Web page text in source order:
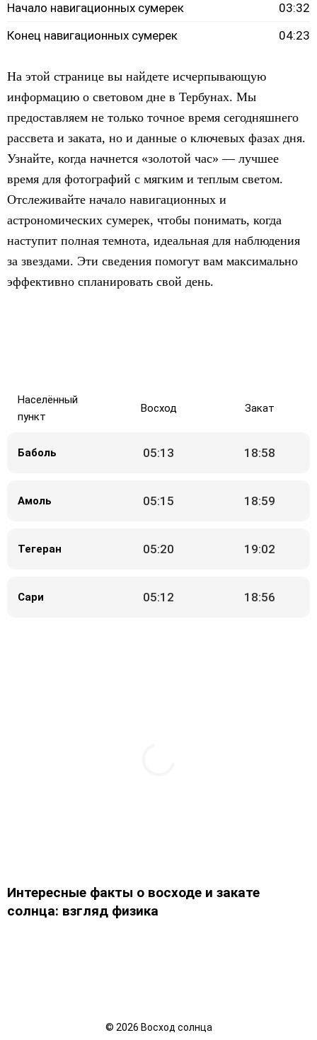
Начало навигационных сумерек
03:32
Конец навигационных сумерек
04:23
На этой странице вы найдете исчерпывающую
информацию о световом дне в Тербунах. Мы
предоставляем не только точное время сегодняшнего
рассвета и заката, но и данные о ключевых фазах дня.
Узнайте, когда начнется «золотой час» — лучшее
время для фотографий с мягким и теплым светом.
Отслеживайте начало навигационных и
астрономических сумерек, чтобы понимать, когда
наступит полная темнота, идеальная для наблюдения
за звездами. Эти сведения помогут вам максимально
эффективно спланировать свой день.
Населённый
пункт
Восход Закат
Баболь 05:13 18:58
Амоль 05:15 18:59
Тегеран 05:20 19:02
Сари 05:12 18:56
Интересные факты о восходе и закате
солнца: взгляд физика
© 2026 Восход солнца